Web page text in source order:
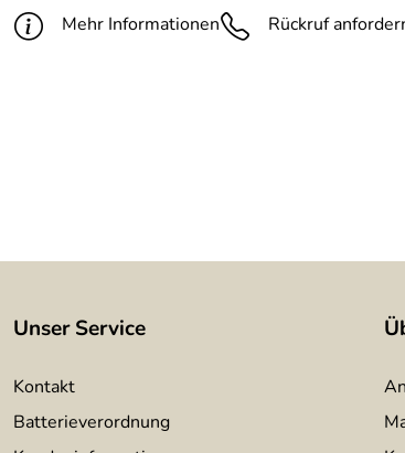
Mehr Informationen Rückruf
Unser Service
Kontakt
Batterieverordnung